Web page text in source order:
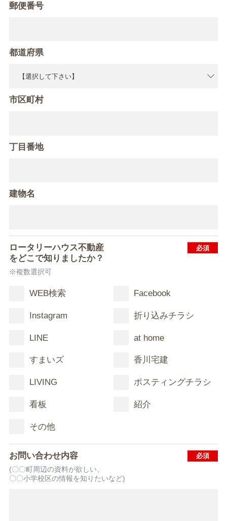
郵便番号
都道府県
市区町村
丁目番地
建物名
ロータリーハウス不動産
をどこで知りましたか？
※複数選択可
WEB検索 Facebook
Instagram 折り込みチラシ
LINE at home
すまいズ 香川宅建
LIVING ポスティングチラシ
看板 紹介
その他
お問い合わせ内容
(〇〇町周辺の資料が欲しい、
〇〇小学校区の情報を知りたいなど)